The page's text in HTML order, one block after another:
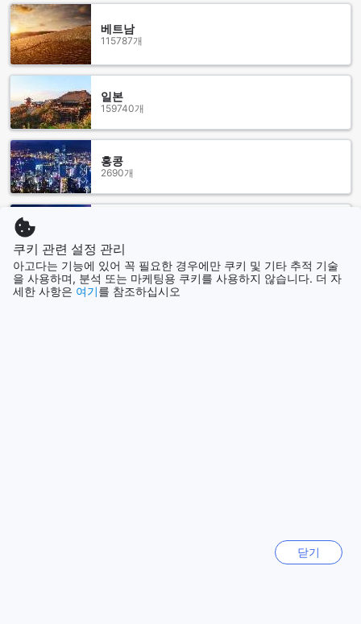
하고 맛있는 아침을 즐기실 수 있습니다. 이곳에서 제공되는 유
럽식 아침식사는 고급스러운 맛과 함께 여행의 활력을 더해줄
것입니다.
또한, 호텔 내 레스토랑에서는 다양한 요리를 선보이며, 고객님
께서 편안하게 식사를 즐길 수 있는 아늑한 분위기를 제공합니
다. 룸서비스를 통해 객실에서도 편리하게 식사를 주문할 수 있
어, 바쁜 일정 속에서도 맛있는 식사를 놓치지 않으실 수 있습니
다. 추가로, 매일 제공되는 하우스키핑 서비스와 식료품 배달 서
비스는 고객님께서 더욱 편리하고 쾌적하게 숙박하실 수 있도
록 도와줍니다. 홀리데이 인 익스프레스 앤 스위트 나소에서의
다이닝 경험은 여행의 또 다른 즐거움이 될 것입니다.
홀리데이 인 익스프레스 앤 스위트 나소의 다양한 객실 옵션
홀리데이 인 익스프레스 앤 스위트 나소 바이 IHG에서는 다양
한 유형의 객실을 제공하여 모든 여행객의 필요를 충족시킵니
다. 스탠다드 룸은 편안함과 실용성을 겸비하여 여행의 피로를
잊게 해줍니다. 또한, 1 베드룸 뷰 비흡연 객실은 아름다운 경관
을 감상할 수 있는 기회를 제공하며, 1 베드룸 접근 가능한 롤인
사와 문화가 어우러져 있는 매력적인 지역입니다. 화려한 컬러
의 건물들이 줄지어 서 있는 거리에서는 아침 햇살이 반사되어
베트남
115787개
일본
159740개
홍콩
2690개
더 보기
쿠키 관련 설정 관리
아고다는 기능에 있어 꼭 필요한 경우에만 쿠키 및 기타 추적 기술
을 사용하며, 분석 또는 마케팅용 쿠키를 사용하지 않습니다. 더 자
세한 사항은 여기를 참조하십시오
닫기